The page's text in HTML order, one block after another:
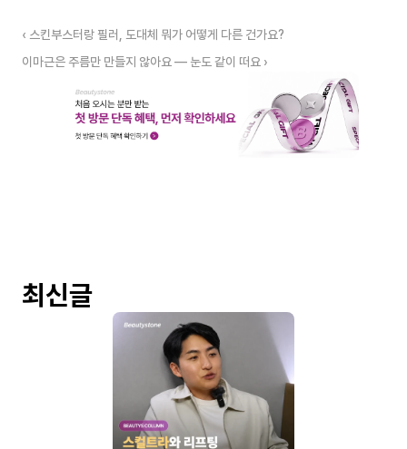
‹ 스킨부스터랑 필러, 도대체 뭐가 어떻게 다른 건가요?
이마근은 주름만 만들지 않아요 — 눈도 같이 떠요 ›
최신글